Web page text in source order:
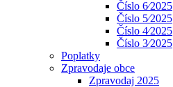
Číslo 6⁄2025
Číslo 5⁄2025
Číslo 4⁄2025
Číslo 3⁄2025
Poplatky
Zpravodaje obce
Zpravodaj 2025